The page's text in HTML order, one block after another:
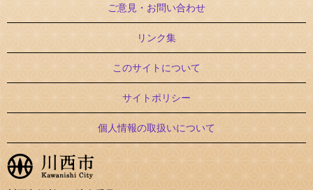
ご意見・お問い合わせ
リンク集
このサイトについて
サイトポリシー
個人情報の取扱いについて